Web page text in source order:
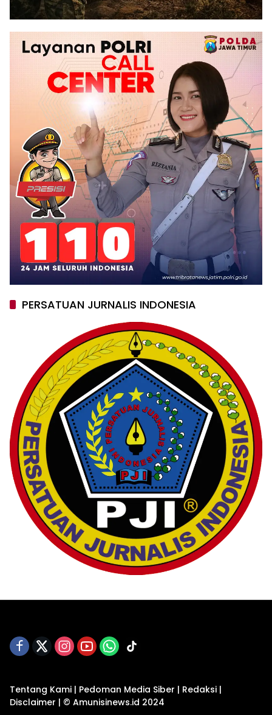
PERSATUAN JURNALIS INDONESIA
Tentang Kami | Pedoman Media Siber | Redaksi |
Disclaimer | © Amunisinews.id 2024